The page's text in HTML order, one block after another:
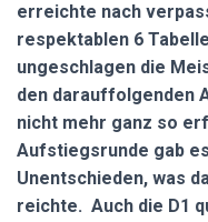
erreichte nach
respektablen 6
ungeschlagen die
den darauffolgenden
nicht mehr ganz so
Aufstiegsrunde gab
Unentschieden, was
reichte. Auch die D1